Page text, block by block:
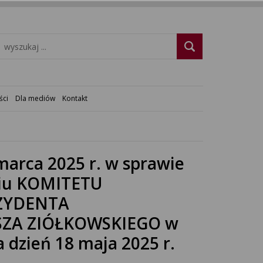
Dla mediów Kontakt
2025 r. w sprawie
KOMITETU
ZIÓŁKOWSKIEGO w
18 maja 2025 r.